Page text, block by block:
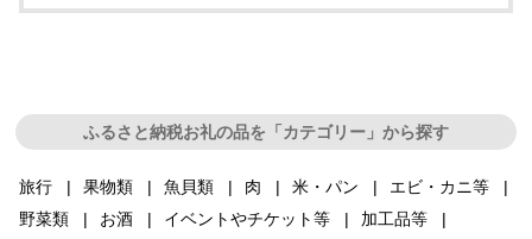
ふるさと納税お礼の品を「カテゴリー」から探す
旅行 果物類 魚貝類 肉 米・パン
エビ・カニ等
野菜類
お酒 イベントやチケット等
加工品等